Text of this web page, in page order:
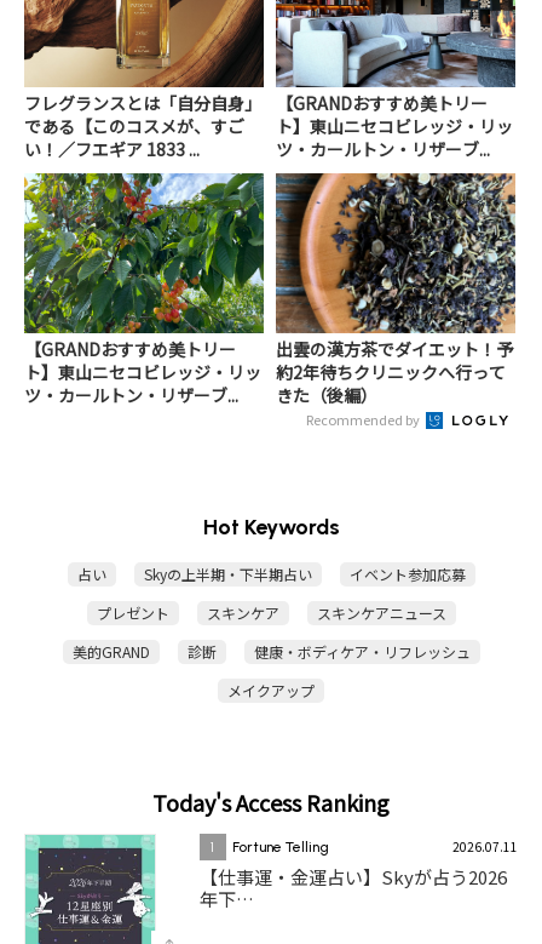
フレグランスとは「自分自身」
である【このコスメが、すご
い！／フエギア 1833 ...
【GRANDおすすめ美トリー
ト】東山ニセコビレッジ・リッ
ツ・カールトン・リザーブ...
【GRANDおすすめ美トリー
ト】東山ニセコビレッジ・リッ
ツ・カールトン・リザーブ...
出雲の漢方茶でダイエット！予
約2年待ちクリニックへ行って
きた（後編）
Recommended by
Hot Keywords
占い Skyの上半期・下半期占い
イベント参加応募
プレゼント
スキンケア
スキンケアニュース
美的GRAND
診断
健康・ボディケア・リフレッシュ
メイクアップ
Today's Access Ranking
1 Fortune Telling 2026.07.11
【仕事運・金運占い】Skyが占う2026
年下…